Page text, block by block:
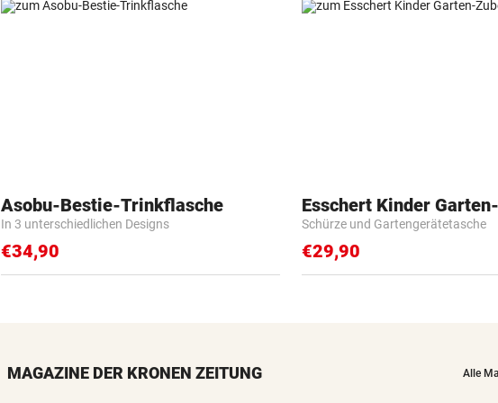
Asobu-Bestie-Trinkflasche
In 3 unterschiedlichen Designs
€34,90
Esschert Kinder Garten-
Schürze und Gartengerätetasche
€29,90
MAGAZINE DER KRONEN ZEITUNG Alle